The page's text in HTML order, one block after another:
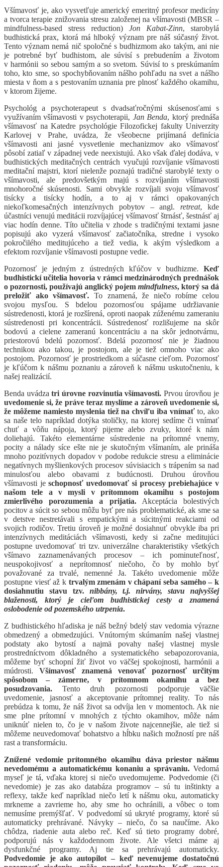
Všímavosť je, ako vysvetľuje americký emeritný profesor medicíny
a tvorca terapie znižovania stresu založenej na všímavosti (MBSR –
mindfulness-based stress reduction) Jon Kabat-Zinn, starobylá
budhistická prax, ktorá má hlboký význam pre náš súčasný život.
Tento význam nemá nič spoločné s budhizmom ako takým, ani nie
je potrebné byť budhistom, ale súvisí s prebudením a životom
v harmónii so sebou samým a so svetom. Súvisí to s preskúmaním
toho, kto sme, so spochybňovaním nášho pohľadu na svet a nášho
miesta v ňom a s pestovaním uznania pre plnosť každého okamihu,
v ktorom žijeme.
Psychológ a psychoterapeut s dvadsaťročnými skúsenosťami s
využívaním všímavosti v psychoterapii, Jan Benda, ktorý prednáša
všímavosť na Katedre psychológie Filozofickej fakulty Univerzity
Karlovej v Prahe, uvádza, že všeobecne prijímaná definícia
všímavosti ani jasné vysvetlenie mechanizmov ako všímavosť
pôsobí zatiaľ v západnej vede neexistujú. Ako však ďalej dodáva, v
budhistických meditačných centrách vyučujú rozvíjanie všímavosti
meditační majstri, ktorí nielenže poznajú tradičné starobylé texty o
všímavosti, ale predovšetkým majú s rozvíjaním všímavosti
mnohoročné skúsenosti. Sami obvykle rozvíjali svoju všímavosť
tisícky a tisícky hodín, a to aj v rámci opakovaných
niekoľkomesačných intenzívnych pobytov – angl. retreat, kde
účastníci venujú meditácii rozvíjajúcej všímavosť štrnásť, šestnásť aj
viac hodín denne. Títo učitelia v zhode s tradičnými textami jasne
popisujú ako vyzerá všímavosť začiatočníka, stredne i vysoko
pokročilého meditujúceho a tiež vedia, k akým výsledkom a
efektom rozvíjanie všímavosti postupne vedie.
Pozornosť je jedným z ústredných kľúčov v budhizme. Keď
budhistickí učitelia hovoria v rámci medzinárodných prednášok
o pozornosti, používajú anglický pojem mindfulness, ktorý sa dá
preložiť ako všímavosť. To znamená, že niečo robíme celou
svojou mysľou. S bdelou pozornosťou spájame udržiavanie
sústredenosti, ktorá je rozšírená, oproti naopak zúženému zameraniu
sústredenosti pri koncentrácii. Sústredenosť rozlišujeme na skôr
bodovú a cielene zameranú koncentráciu a na skôr jednotvárnu,
priestorovú bdelú pozornosť. Bdelá pozornosť nie je žiadnou
technikou ako takou, je postojom, ale je tiež omnoho viac ako
postojom. Pozornosť je prostriedkom a súčasne cieľom. Pozornosť
je kľúčom k nášmu poznaniu a zároveň k nášmu uskutočneniu, k
našej realizácií.
Benda uvádzatri úrovne rozvinutia všímavosti. Prvou úrovňou je
uvedomenie si, že práve teraz myslíme a zároveň uvedomenie si,
že môžeme namiesto myslenia tiež na chvíľu iba vnímaťto, ako
sa naše telo napríklad dotýka stoličky, na ktorej sedíme či vnímať
chuť a vôňu nápoja, ktorý pijeme alebo zvuky, ktoré k nám
doliehajú. Takéto elementárne sústredenie na prítomné vnemy,
pocity a nálady síce ešte nie je skutočným všímaním, ale prináša
mnoho pozitívnych dopadov v podobe redukcie stresu a eliminácie
negatívnych myšlienkových procesov súvisiacich s trápením sa nad
minulosťou alebo obavami z budúcnosti. Druhou úrovňou
všímavosti jeschopnosť uvedomovať si procesy prebiehajúce v
našom tele a v mysli v prítomnom okamihu s postojom
zmierlivého porozumenia a prijatia.Akceptácia bolestivých
pocitov a súcit so sebou môžu byť pre nás problematické, ak sme sa
v detstve nestretávali s empatickými a súcitnými reakciami od
svojich rodičov. Tretiu úroveň je možné dosiahnuť obvykle iba pri
intenzívnych meditáciách všímavosti, kedy si začne meditujúci
postupne uvedomovať tri tzv. univerzálne charakteristiky všetkých
všímavo zaznamenávaných procesov – ich pominuteľnosť,
neuspokojivosť a neprítomnosť niečoho, čo by mohlo byť
považované za trvalé, nemenné Ja. Takéto uvedomenie môže
postupne viesť až k trvalým zmenám v chápaní seba samého – k
dosiahnutiu stavu tzv.nibbány, t.j. nirvány, stavu najvyššej
blaženosti, ktorý je cieľom budhistickej cesty a znamená
oslobodenie od pozemského utrpenia.
Z budhistického hľadiska je náš bežný bdelý stav vedomia výrazne
obmedzený a obmedzujúci. Vnútorným skúmaním našej vlastnej
podstaty ako bytostí a najmä povahy našej vlastnej mysle
prostredníctvom dôkladného a systematického sebapozorovania,
môžeme byť schopní žiť život vo väčšej spokojnosti, harmónii a
múdrosti. Všímavosť znamená venovať pozornosť určitým
spôsobom – zámerne, v prítomnom okamihu a bez
posudzovania.Tento druh pozornosti podporuje väčšie
uvedomenie, jasnosť a akceptovanie prítomnej reality. To nás
prebúdza k tomu, že náš život sa odvíja len v momentoch. Ak nie
sme plne prítomní v mnohých z týchto okamihov, môže nám
uniknúť nielen to, čo je v našom živote najcennejšie, ale tiež si
môžeme neuvedomovať bohatstvo a hĺbku našich možností pre náš
rast a transformáciu.
Znížené vedomie prítomného okamihu dáva priestor nášmu
nevedomému a automatickému konaniu a správaniu. Vedomá
myseľ je tá, vďaka ktorej si niečo uvedomujeme. Podvedomie (či
nevedomie) je zas ako databáza programov – sú tu inštinkty a
reflexy, takže keď napríklad niečo letí k nášmu oku, automaticky
mrkneme a zavrieme ho, aby sme ho ochránili, a vôbec o tom
nemusíme premýšľať. V podvedomí sú ukryté programy, ktoré sú
automaticky prehrávané. Návyky – niečo, čo sa naučíme. Ako
chôdza, riadenie auta alebo reč. Keď sú tieto programy dobré,
podporujú nás v každodennom živote. Ale všetci máme aj
dysfunkčné programy. Aj tie sa prehrávajú automaticky.
Podvedomie je ako autopilot – keď nevenujeme dostatočnú